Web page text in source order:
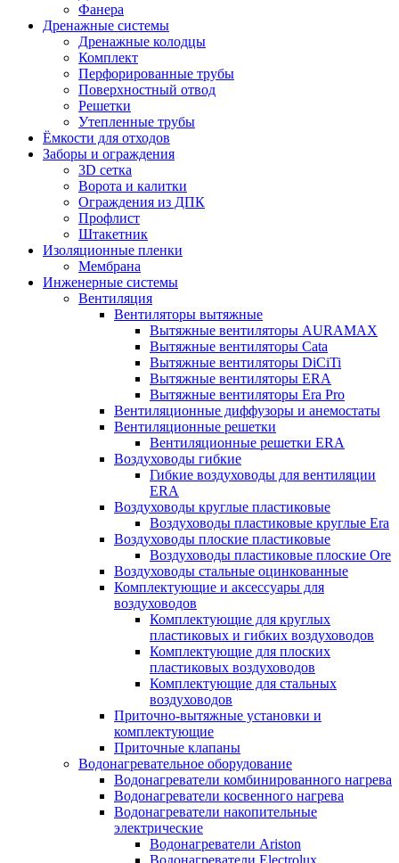
Фанера
Дренажные системы
Дренажные колодцы
Комплект
Перфорированные трубы
Поверхностный отвод
Решетки
Утепленные трубы
Ёмкости для отходов
Заборы и ограждения
3D сетка
Ворота и калитки
Ограждения из ДПК
Профлист
Штакетник
Изоляционные пленки
Мембрана
Инженерные системы
Вентиляция
Вентиляторы вытяжные
Вытяжные вентиляторы AURAMAX
Вытяжные вентиляторы Cata
Вытяжные вентиляторы DiCiTi
Вытяжные вентиляторы ERA
Вытяжные вентиляторы Era Pro
Вентиляционные диффузоры и анемостаты
Вентиляционные решетки
Вентиляционные решетки ERA
Воздуховоды гибкие
Гибкие воздуховоды для вентиляции
ERA
Воздуховоды круглые пластиковые
Воздуховоды пластиковые круглые Era
Воздуховоды плоские пластиковые
Воздуховоды пластиковые плоские Ore
Воздуховоды стальные оцинкованные
Комплектующие и аксессуары для
воздуховодов
Комплектующие для круглых
пластиковых и гибких воздуховодов
Комплектующие для плоских
пластиковых воздуховодов
Комплектующие для стальных
воздуховодов
Приточно-вытяжные установки и
комплектующие
Приточные клапаны
Водонагревательное оборудование
Водонагреватели комбинированного нагрева
Водонагреватели косвенного нагрева
Водонагреватели накопительные
электрические
Водонагреватели Ariston